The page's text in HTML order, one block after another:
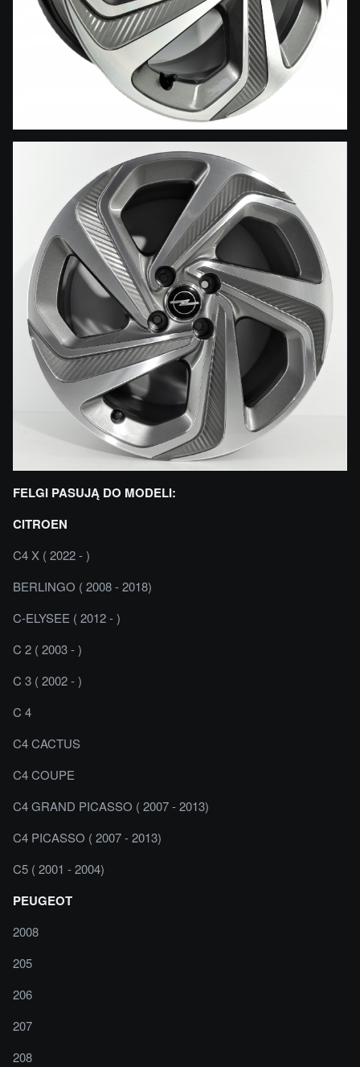
FELGI PASUJĄ DO MODELI:
CITROEN
C4 X ( 2022 - )
BERLINGO ( 2008 - 2018)
C-ELYSEE ( 2012 - )
C 2 ( 2003 - )
C 3 ( 2002 - )
C 4
C4 CACTUS
C4 COUPE
C4 GRAND PICASSO ( 2007 - 2013)
C4 PICASSO ( 2007 - 2013)
C5 ( 2001 - 2004)
PEUGEOT
2008
205
206
207
208